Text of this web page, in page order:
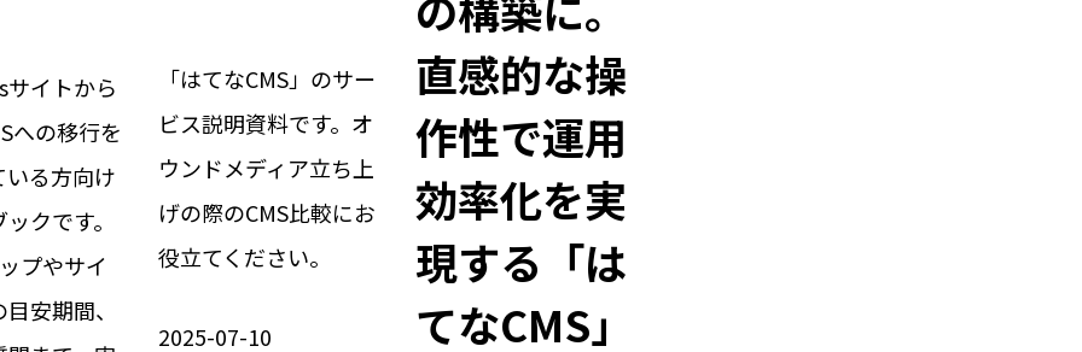
イトから
への移行を
る方向け
クです。
プやサイ
安期間、
「はてなCMS」のサー
ビス説明資料です。オ
ウンドメディア立ち上
げの際のCMS比較にお
役立てください。
2025-07-10
直感的な操
作性で運用
効率化を実
現する「は
てなCMS」